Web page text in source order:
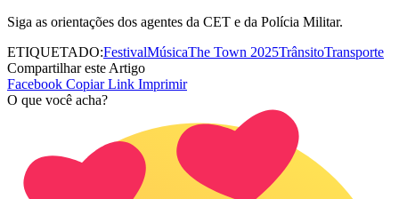
Siga as orientações dos agentes da CET e da Polícia Militar.
ETIQUETADO:FestivalMúsicaThe Town 2025TrânsitoTransporte
Compartilhar este Artigo
Facebook Copiar Link Imprimir
O que você acha?